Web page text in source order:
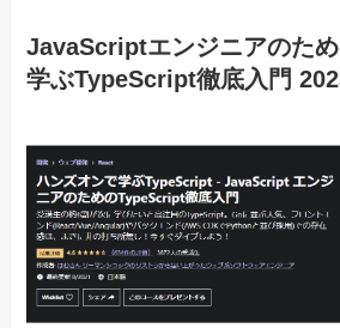
JavaScriptエンジニアのた
学ぶTypeScript徹底入門